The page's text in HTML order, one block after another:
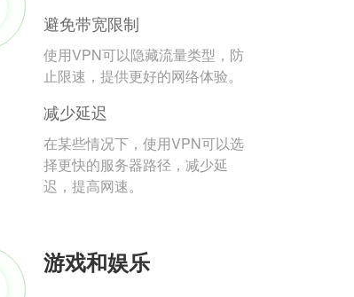
避免带宽限制
使用VPN可以隐藏流量类型，防
止限速，提供更好的网络体验。
减少延迟
在某些情况下，使用VPN可以选
择更快的服务器路径，减少延
迟，提高网速。
游戏和娱乐